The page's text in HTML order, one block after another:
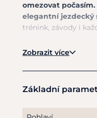
omezovat počasím.
elegantní jezdecký
trénink, závody i
Voděodolný
přebytečné teplo
kolem koní.
Praktický
Zobrazit více
Základní